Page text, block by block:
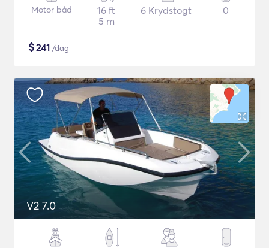
Motor båd
16 ft
5 m
6 Krydstogt 0
$241 /dag
V2 7.0